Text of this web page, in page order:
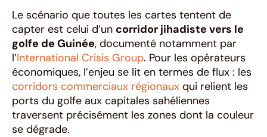
Le scénario que toutes les cartes tentent de
capter est celui d’un corridor jihadiste vers le
golfe de Guinée, documenté notamment par
l’International Crisis Group. Pour les opérateurs
économiques, l’enjeu se lit en termes de flux : les
corridors commerciaux régionaux qui relient les
ports du golfe aux capitales sahéliennes
traversent précisément les zones dont la couleur
se dégrade.